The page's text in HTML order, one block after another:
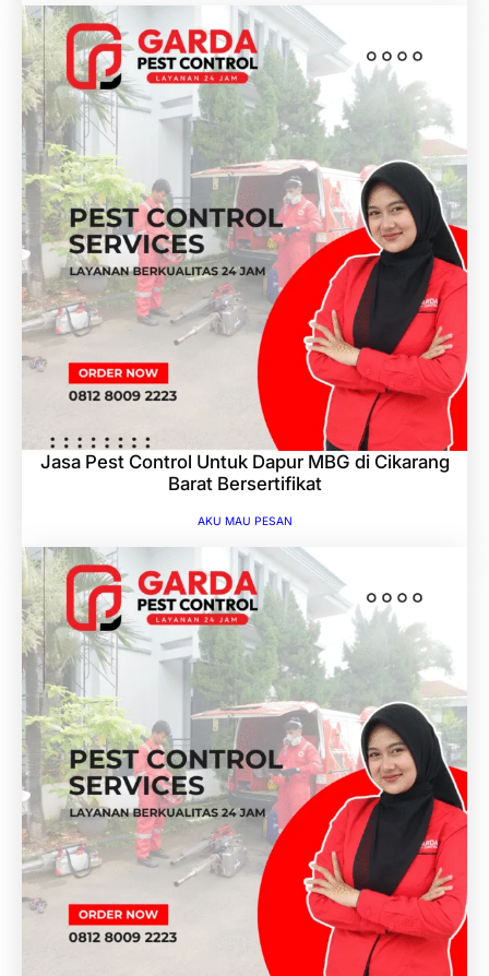
Jasa Pest Control Untuk Dapur MBG di Cikarang
Barat Bersertifikat
AKU MAU PESAN